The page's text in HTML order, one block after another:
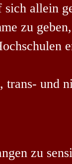
sich allein
zu
trans- und
zu